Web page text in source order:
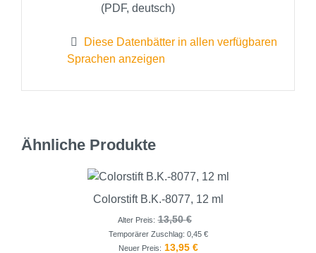
(PDF, deutsch)
Diese Datenbätter in allen verfügbaren
Sprachen anzeigen
Ähnliche Produkte
Colorstift B.K.-8077, 12 ml
Alter Preis: 13,50€
Temporärer Zuschlag: 0,45 €
Neuer Preis: 13,95 €